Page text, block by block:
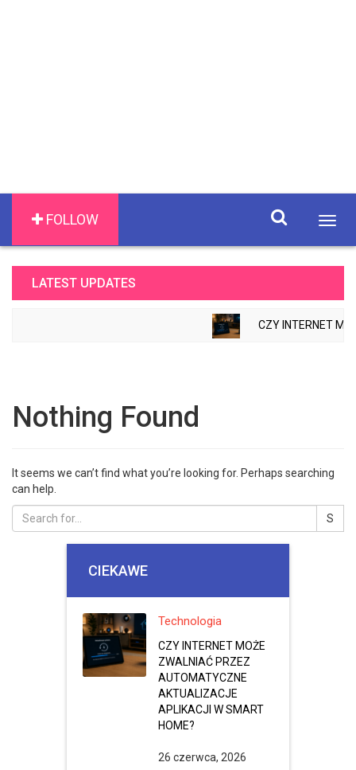
FOLLOW
LATEST UPDATES
CZY INTERNET
Nothing Found
It seems we can’t find what you’re looking for. Perhaps searching
can help.
CIEKAWE
Technologia
CZY INTERNET MOŻE
ZWALNIAĆ PRZEZ
AUTOMATYCZNE
AKTUALIZACJE
APLIKACJI W SMART
HOME?
26 czerwca, 2026